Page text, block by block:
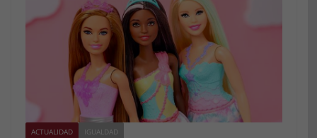
ACTUALIDAD IGUALDAD